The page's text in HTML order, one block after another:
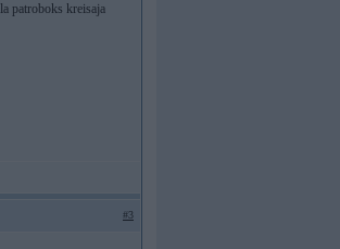
patroboks kreisaja
#3